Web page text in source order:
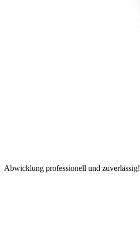
Abwicklung professionell und zuverlässig!